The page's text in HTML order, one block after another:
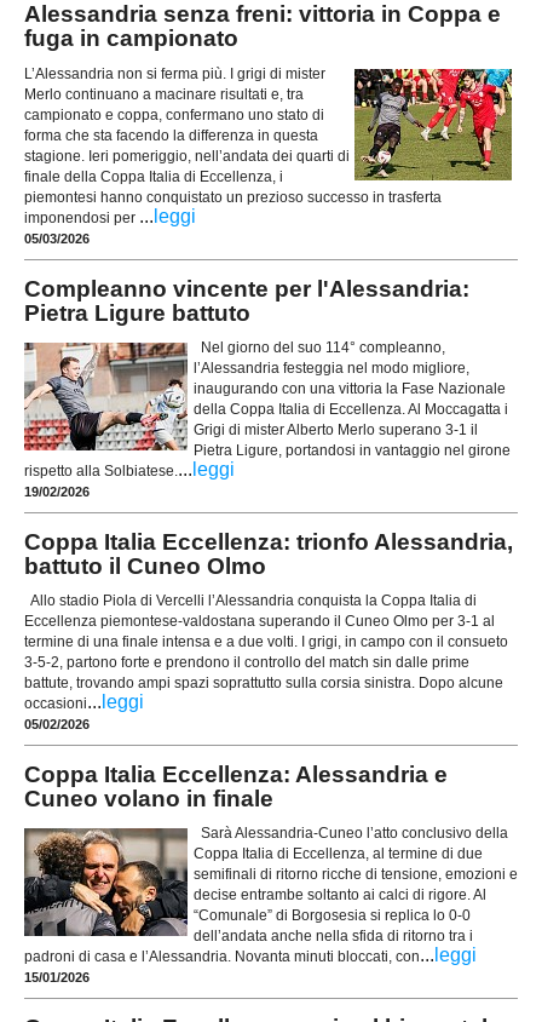
Alessandria senza freni: vittoria in Coppa e
fuga in campionato
L’Alessandria non si ferma più. I grigi di mister
Merlo continuano a macinare risultati e, tra
campionato e coppa, confermano uno stato di
forma che sta facendo la differenza in questa
stagione. Ieri pomeriggio, nell’andata dei quarti di
finale della Coppa Italia di Eccellenza, i
piemontesi hanno conquistato un prezioso successo in trasferta
imponendosi per ... leggi
05/03/2026
Compleanno vincente per l'Alessandria:
Pietra Ligure battuto
Nel giorno del suo 114° compleanno,
l’Alessandria festeggia nel modo migliore,
inaugurando con una vittoria la Fase Nazionale
della Coppa Italia di Eccellenza. Al Moccagatta i
Grigi di mister Alberto Merlo superano 3-1 il
Pietra Ligure, portandosi in vantaggio nel girone
rispetto alla Solbiatese.... leggi
19/02/2026
Coppa Italia Eccellenza: trionfo Alessandria,
battuto il Cuneo Olmo
Allo stadio Piola di Vercelli l’Alessandria conquista la Coppa Italia di
Eccellenza piemontese-valdostana superando il Cuneo Olmo per 3-1 al
termine di una finale intensa e a due volti. I grigi, in campo con il consueto
3-5-2, partono forte e prendono il controllo del match sin dalle prime
battute, trovando ampi spazi soprattutto sulla corsia sinistra. Dopo alcune
occasioni... leggi
05/02/2026
Coppa Italia Eccellenza: Alessandria e
Cuneo volano in finale
Sarà Alessandria-Cuneo l’atto conclusivo della
Coppa Italia di Eccellenza, al termine di due
semifinali di ritorno ricche di tensione, emozioni e
decise entrambe soltanto ai calci di rigore. Al
“Comunale” di Borgosesia si replica lo 0-0
dell’andata anche nella sfida di ritorno tra i
padroni di casa e l’Alessandria. Novanta minuti bloccati, con... leggi
15/01/2026